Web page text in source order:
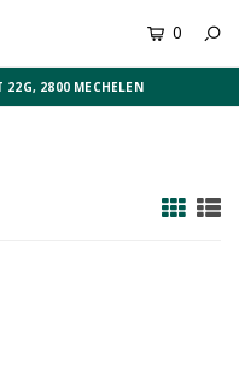
0
22G, 2800 MECHELEN